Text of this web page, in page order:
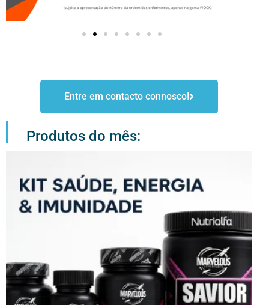
Entre em contacto connosco!
Produtos do mês: